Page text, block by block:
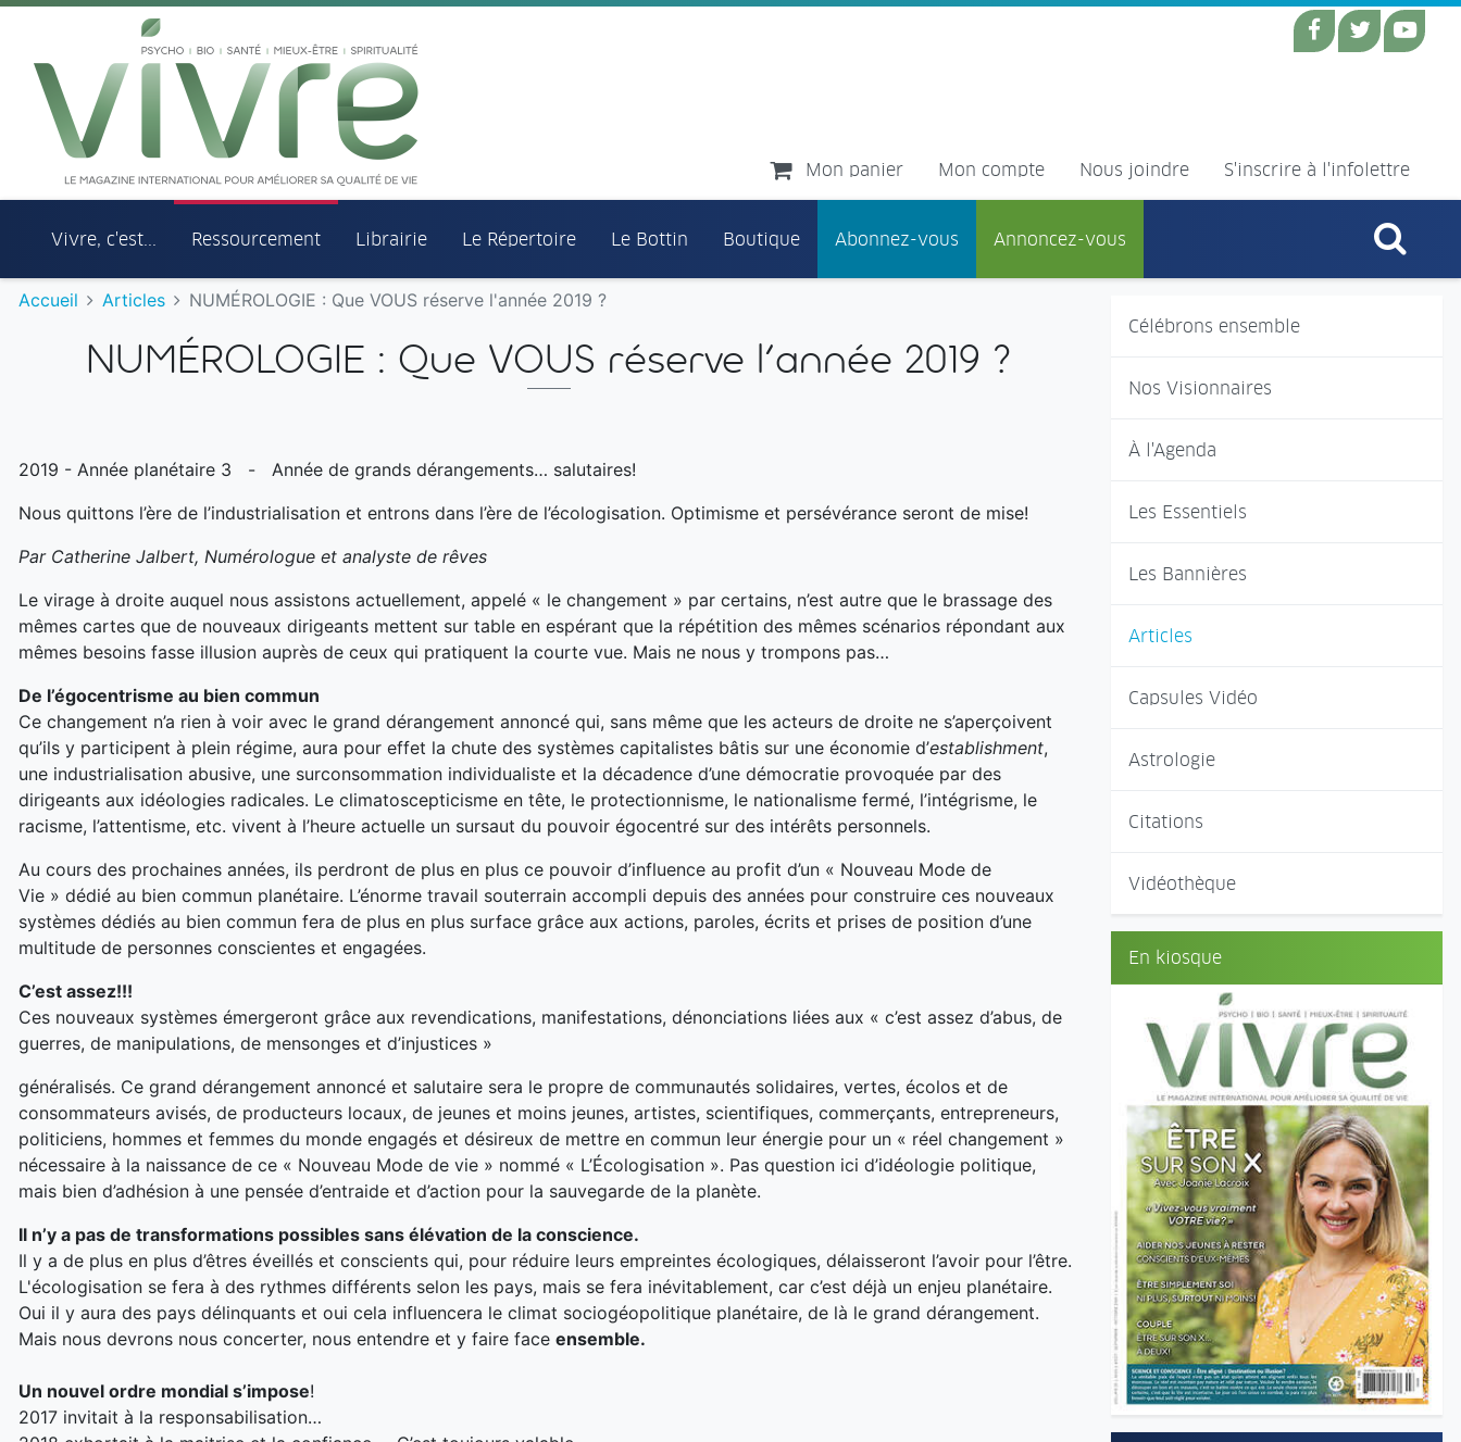
Aller au menu principal
Aller au contenu principal
Mon panier Mon compte Nous joindre S'inscrire à l'infolettre
Vivre, c'est... Ressourcement Librairie Le Répertoire Le Bottin Boutique Abonnez-vous Annoncez-vous
Célébrons ensemble
Nos Visionnaires
À l'Agenda
Les Essentiels
Les Bannières
Articles
Capsules Vidéo
Astrologie
Citations
Vidéothèque
En kiosque
Accueil Articles NUMÉROLOGIE : Que VOUS réserve l'année 2019 ?
NUMÉROLOGIE : Que VOUS réserve l'année 2019 ?
2019 - Année planétaire 3 - Année de grands dérangements… salutaires!
Nous quittons l’ère de l’industrialisation et entrons dans l’ère de l’écologisation. Optimisme et persévérance seront de mise!
Par Catherine Jalbert, Numérologue et analyste de rêves
Le virage à droite auquel nous assistons actuellement, appelé « le changement » par certains, n’est autre que le brassage des
mêmes cartes que de nouveaux dirigeants mettent sur table en espérant que la répétition des mêmes scénarios répondant aux
mêmes besoins fasse illusion auprès de ceux qui pratiquent la courte vue. Mais ne nous y trompons pas…
De l’égocentrisme au bien commun
Ce changement n’a rien à voir avec le grand dérangement annoncé qui, sans même que les acteurs de droite ne s’aperçoivent
qu’ils y participent à plein régime, aura pour effet la chute des systèmes capitalistes bâtis sur une économie d’establishment,
une industrialisation abusive, une surconsommation individualiste et la décadence d’une démocratie provoquée par des
dirigeants aux idéologies radicales. Le climatoscepticisme en tête, le protectionnisme, le nationalisme fermé, l’intégrisme, le
racisme, l’attentisme, etc. vivent à l’heure actuelle un sursaut du pouvoir égocentré sur des intérêts personnels.
Au cours des prochaines années, ils perdront de plus en plus ce pouvoir d’influence au profit d’un « Nouveau Mode de
Vie » dédié au bien commun planétaire. L’énorme travail souterrain accompli depuis des années pour construire ces nouveaux
systèmes dédiés au bien commun fera de plus en plus surface grâce aux actions, paroles, écrits et prises de position d’une
multitude de personnes conscientes et engagées.
C’est assez!!!
Ces nouveaux systèmes émergeront grâce aux revendications, manifestations, dénonciations liées aux « c’est assez d’abus, de
guerres, de manipulations, de mensonges et d’injustices »
généralisés. Ce grand dérangement annoncé et salutaire sera le propre de communautés solidaires, vertes, écolos et de
consommateurs avisés, de producteurs locaux, de jeunes et moins jeunes, artistes, scientifiques, commerçants, entrepreneurs,
politiciens, hommes et femmes du monde engagés et désireux de mettre en commun leur énergie pour un « réel changement »
nécessaire à la naissance de ce « Nouveau Mode de vie » nommé « L’Écologisation ». Pas question ici d’idéologie politique,
mais bien d’adhésion à une pensée d’entraide et d’action pour la sauvegarde de la planète.
Il n’y a pas de transformations possibles sans élévation de la conscience.
Il y a de plus en plus d’êtres éveillés et conscients qui, pour réduire leurs empreintes écologiques, délaisseront l’avoir pour l’être.
L'écologisation se fera à des rythmes différents selon les pays, mais se fera inévitablement, car c’est déjà un enjeu planétaire.
Oui il y aura des pays délinquants et oui cela influencera le climat sociogéopolitique planétaire, de là le grand dérangement.
Mais nous devrons nous concerter, nous entendre et y faire face ensemble.
Un nouvel ordre mondial s’impose!
2017 invitait à la responsabilisation…